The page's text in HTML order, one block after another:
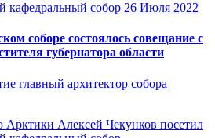
кафедральный собор 26 Июля 2022
соборе состоялось совещание с
губернатора области
главный архитектор собора